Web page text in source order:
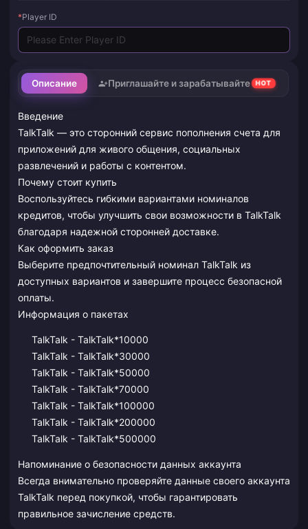
Описание Приглашайте и зарабатывайте HOT
Введение
TalkTalk — это сторонний сервис пополнения счета для
приложений для живого общения, социальных
развлечений и работы с контентом.
Почему стоит купить
Воспользуйтесь гибкими вариантами номиналов
кредитов, чтобы улучшить свои возможности в TalkTalk
благодаря надежной сторонней доставке.
Как оформить заказ
Выберите предпочтительный номинал TalkTalk из
доступных вариантов и завершите процесс безопасной
оплаты.
Информация о пакетах
TalkTalk - TalkTalk*10000
TalkTalk - TalkTalk*30000
TalkTalk - TalkTalk*50000
TalkTalk - TalkTalk*70000
TalkTalk - TalkTalk*100000
TalkTalk - TalkTalk*200000
TalkTalk - TalkTalk*500000
Напоминание о безопасности данных аккаунта
Всегда внимательно проверяйте данные своего аккаунта
TalkTalk перед покупкой, чтобы гарантировать
правильное зачисление средств.
*Player ID